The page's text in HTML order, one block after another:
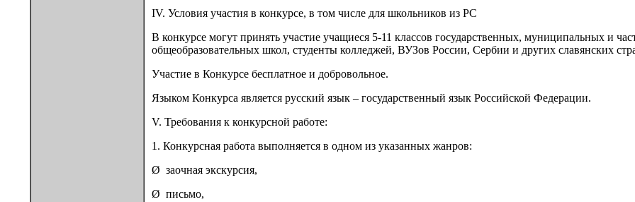
IV. Условия участия в конкурсе, в том числе для школьников из РС
В конкурсе могут принять участие учащиеся 5-11 классов государственных, муниципальных и
общеобразовательных школ, студенты колледжей, ВУЗов России, Сербии и других славянских
Участие в Конкурсе бесплатное и добровольное.
Языком Конкурса является русский язык – государственный язык Российской Федерации.
V. Требования к конкурсной работе:
1. Конкурсная работа выполняется в одном из указанных жанров:
Ø заочная экскурсия,
Ø письмо,